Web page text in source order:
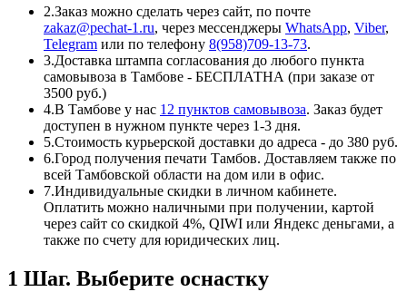
2.Заказ можно сделать через сайт, по почте
zakaz@pechat-1.ru, через мессенджеры WhatsApp, Viber,
Telegram или по телефону 8(958)709-13-73.
3.Доставка штампа согласования до любого пункта
самовывоза в Тамбове - БЕСПЛАТНА (при заказе от
3500 руб.)
4.В Тамбове у нас 12 пунктов самовывоза. Заказ будет
доступен в нужном пункте через 1-3 дня.
5.Стоимость курьерской доставки до адреса - до 380 руб.
6.Город получения печати Тамбов. Доставляем также по
всей Тамбовской области на дом или в офис.
7.Индивидуальные скидки в личном кабинете.
Оплатить можно наличными при получении, картой
через сайт со скидкой 4%, QIWI или Яндекс деньгами, а
также по счету для юридических лиц.
1 Шаг. Выберите оснастку